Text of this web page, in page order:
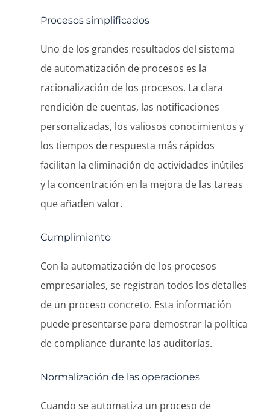
Procesos simplificados
Uno de los grandes resultados del sistema
de automatización de procesos es la
racionalización de los procesos. La clara
rendición de cuentas, las notificaciones
personalizadas, los valiosos conocimientos y
los tiempos de respuesta más rápidos
facilitan la eliminación de actividades inútiles
y la concentración en la mejora de las tareas
que añaden valor.
Cumplimiento
Con la automatización de los procesos
empresariales, se registran todos los detalles
de un proceso concreto. Esta información
puede presentarse para demostrar la política
de compliance durante las auditorías.
Normalización de las operaciones
Cuando se automatiza un proceso de